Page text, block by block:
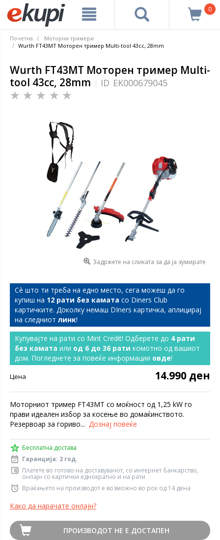
0
Почетна
Моторни тримери
Wurth FT43MT Моторен тример Multi-tool 43cc, 28mm
Wurth FT43MT Моторен тример Multi-
tool 43cc, 28mm
ID EK000679045
Задржете на сликата за да ја зумирате
Сѐ што ти треба на едно место, сега можеш да го
купиш на 12 рати без камата со Diners Club
картичките. Доколку немаш DIners картичка, аплицирај
на следниот линк!
Купувајте на рати со Mint Credit! Одберете до 4 рати
без камата или од 6 до 36 рати комотно од вашиот
дом. Погледнете за повеќе информации овде!
Цена 14.990 ден
Моторниот тример FT43MT со моќност од 1,25 kW го
прави идеален избор за косење во домаќинството.
Резервоар за гориво... Дознај повеќе
Бесплатна достава
Гаранција: 2 год.
Платете во готово на доставувачот, со интернет банкарство,
онлајн со картички еднократно и на рати
Враќањето на производот е возможно во рок од 14 дена
Како да нарачате онлајн?
ПРОИЗВОДОТ НЕ Е ДОСТАПЕН